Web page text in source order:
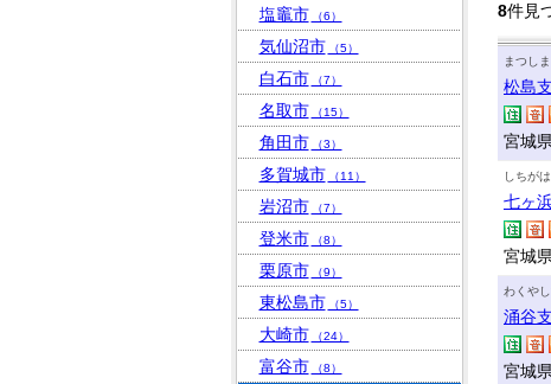
8件見
まつし
松島
宮城
しちが
七ヶ
宮城
わくやし
涌谷
宮城
塩竈市 （6）
気仙沼市 （5）
白石市 （7）
名取市 （15）
角田市 （3）
多賀城市 （11）
岩沼市 （7）
登米市 （8）
栗原市 （9）
東松島市 （5）
大崎市 （24）
富谷市 （8）